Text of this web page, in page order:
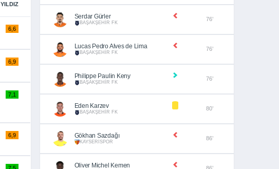
YILDIZ
6,6
6,9
7,1
6,9
Serdar Gürler
BAŞAKŞEHİR FK
76’
Lucas Pedro Alves de Lima
BAŞAKŞEHİR FK
76’
Philippe Paulin Keny
BAŞAKŞEHİR FK
76’
Eden Karzev
BAŞAKŞEHİR FK
80’
Gökhan Sazdağı
KAYSERİSPOR
86’
Oliver Michel Kemen